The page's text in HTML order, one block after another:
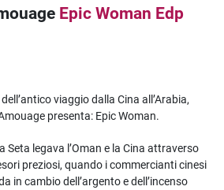
Epic Woman Edp
viaggio dalla Cina all’Arabia,
presenta: Epic Woman.
Seta legava l’Oman e la Cina attraverso
preziosi, quando i commercianti cinesi
in cambio dell’argento e dell’incenso